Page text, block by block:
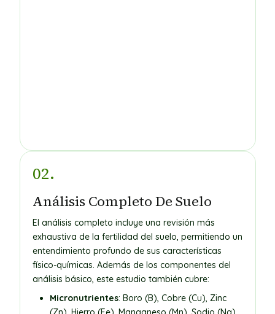
02.
Análisis Completo De Suelo
El análisis completo incluye una revisión más
exhaustiva de la fertilidad del suelo, permitiendo un
entendimiento profundo de sus características
físico-químicas. Además de los componentes del
análisis básico, este estudio también cubre:
Micronutrientes: Boro (B), Cobre (Cu), Zinc